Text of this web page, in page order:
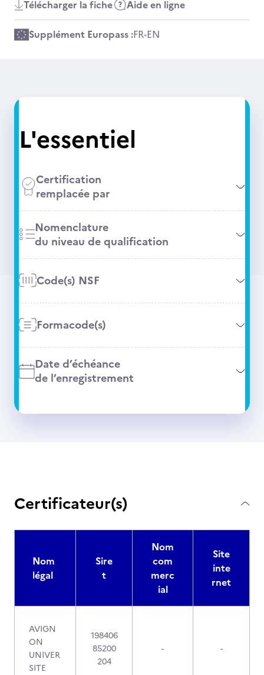
Télécharger la fiche Aide en ligne
Supplément Europass :FR-EN
L'essentiel
Certification
remplacée par
Nomenclature
du niveau de qualification
Code(s) NSF
Formacode(s)
Date d’échéance
de l’enregistrement
Certificateur(s)
Nom
légal
Sire
t
Nom
com
merc
ial
Site
inte
rnet
AVIGN
ON
UNIVER
SITE
198406
85200
204
- -